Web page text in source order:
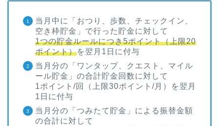
当月中に「おつり、歩数、チェックイン、
空き枠貯金」で行った貯金に対して
1つの貯金ルールにつき5ポイント（上限20
ポイント）を翌月1日に付与
当月分の「ワンタップ、クエスト、マイル
ール貯金」の合計貯金回数に対して
1ポイント/回（上限30ポイント/月）を翌月
1日に付与
当月分の「つみたて貯金」による振替金額
の合計に対して